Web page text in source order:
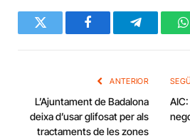
Twitter FacebookTelegram
ANTERIOR
L’Ajuntament de Badalona
deixa d’usar glifosat per als
tractaments de les zones